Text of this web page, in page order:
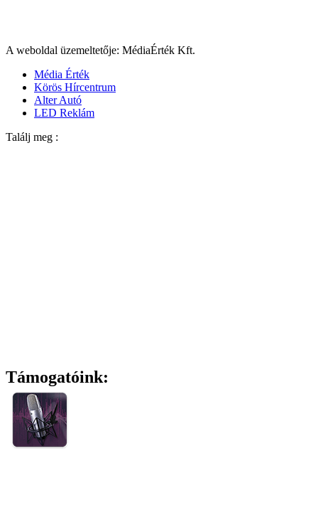
A weboldal üzemeltetője: MédiaÉrték Kft.
Média Érték
Körös Hírcentrum
Alter Autó
LED Reklám
Találj meg :
Támogatóink: